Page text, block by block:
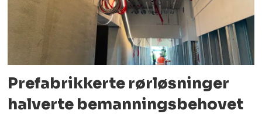
Prefabrikkerte rørløsninger
halverte bemanningsbehovet